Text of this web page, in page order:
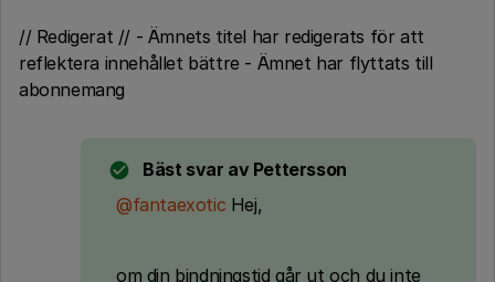
// Redigerat // - Ämnets titel har redigerats för att
reflektera innehållet bättre - Ämnet har flyttats till
abonnemang
Bäst svar av Pettersson
@fantaexotic Hej,
om din bindningstid går ut och du inte